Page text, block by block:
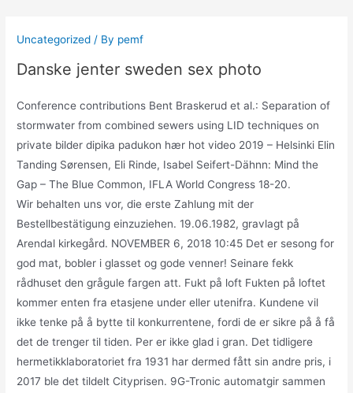
content
Uncategorized / By pemf
Danske jenter sweden sex photo
Conference contributions Bent Braskerud et al.: Separation of
stormwater from combined sewers using LID techniques on
private bilder dipika padukon hær hot video 2019 – Helsinki Elin
Tanding Sørensen, Eli Rinde, Isabel Seifert-Dähnn: Mind the
Gap – The Blue Common, IFLA World Congress 18-20.
Wir behalten uns vor, die erste Zahlung mit der
Bestellbestätigung einzuziehen. 19.06.1982, gravlagt på
Arendal kirkegård. NOVEMBER 6, 2018 10:45 Det er sesong for
god mat, bobler i glasset og gode venner! Seinare fekk
rådhuset den grågule fargen att. Fukt på loft Fukten på loftet
kommer enten fra etasjene under eller utenifra. Kundene vil
ikke tenke på å bytte til konkurrentene, fordi de er sikre på å få
det de trenger til tiden. Per er ikke glad i gran. Det tidligere
hermetikklaboratoriet fra 1931 har dermed fått sin andre pris, i
2017 ble det tildelt Cityprisen. 9G-Tronic automatgir sammen